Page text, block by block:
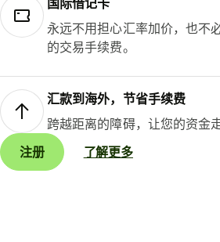
国际借记卡
永远不用担心汇率加价，也不
的交易手续费。
汇款到海外，节省手续费
跨越距离的障碍，让您的资金
注册
了解更多